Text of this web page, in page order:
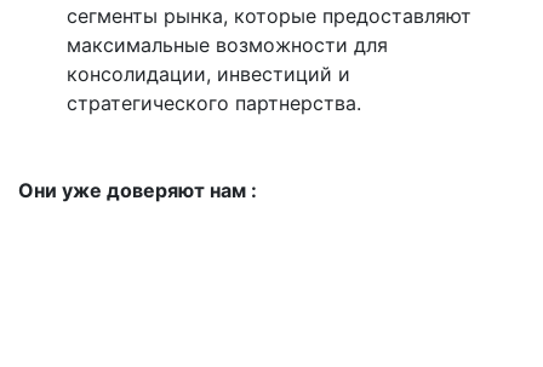
сегменты рынка, которые предоставляют
максимальные возможности для
консолидации, инвестиций и
стратегического партнерства.
Они уже доверяют нам :